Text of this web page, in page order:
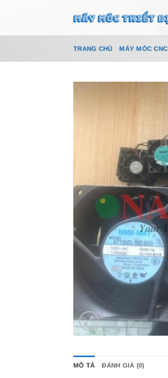
TRANG CHỦ MÁY MÓC CNC
MÔ TẢ ĐÁNH GIÁ (0)